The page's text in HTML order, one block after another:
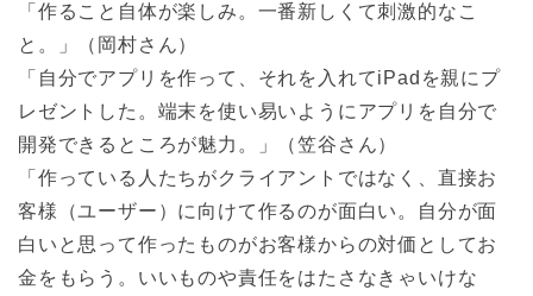
「作ること自体が楽しみ。一番新しくて刺激的なこ
と。」（岡村さん）
「自分でアプリを作って、それを入れてiPadを親にプ
レゼントした。端末を使い易いようにアプリを自分で
開発できるところが魅力。」（笠谷さん）
「作っている人たちがクライアントではなく、直接お
客様（ユーザー）に向けて作るのが面白い。自分が面
白いと思って作ったものがお客様からの対価としてお
金をもらう。いいものや責任をはたさなきゃいけな